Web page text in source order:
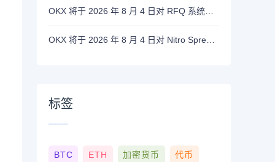
标签
BTC ETH 加密货币 代币